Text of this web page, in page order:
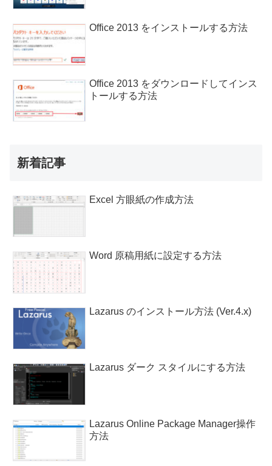
Office 2013 をインストールする方法
Office 2013 をダウンロードしてインス
トールする方法
新着記事
Excel 方眼紙の作成方法
Word 原稿用紙に設定する方法
Lazarus のインストール方法 (Ver.4.x)
Lazarus ダーク スタイルにする方法
Lazarus Online Package Manager操作
方法